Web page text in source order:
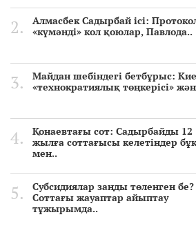
Алмасбек Садырбай ісі:
«күмәнді» кол қоюлар, Павлода..
Майдан шебіндегі бетбұрыс:
«технократиялық төңкерісі»
Қонаевтағы сот: Садырбайды 12
жылға соттағысы келетіндер
мен..
Субсидиялар заңды төленген бе?
Соттағы жауаптар айыптау
тұжырымда..